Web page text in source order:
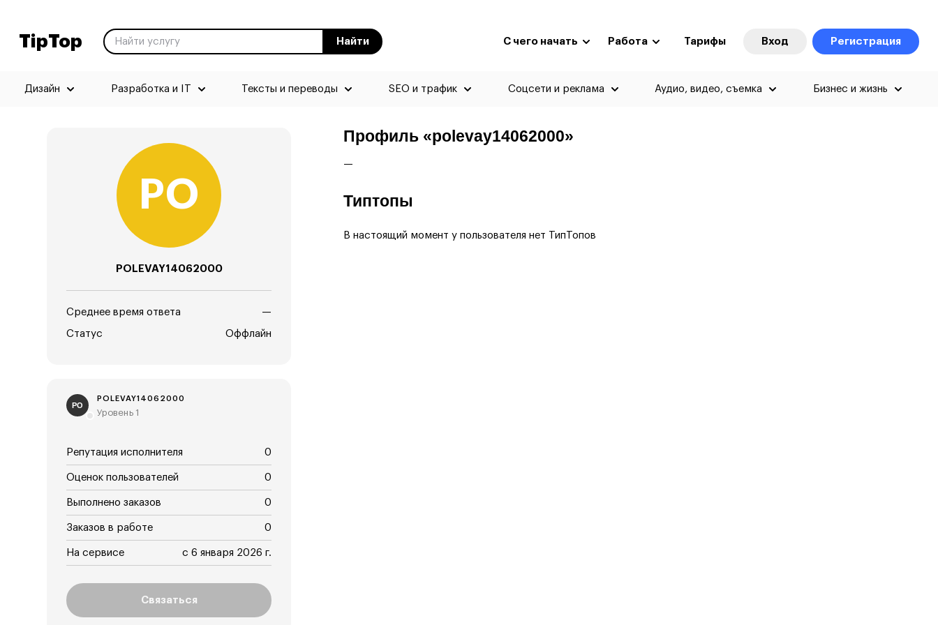
TipTop Найти С чего начать Работа Тарифы Вход Регистрация
Дизайн Разработка и IT Тексты и переводы SEO и трафик Соцсети и реклама Аудио, видео, съемка Бизнес и жизнь
POLEVAY14062000
Среднее время ответа —
Статус Оффлайн
PO
POLEVAY14062000
Уровень 1
Репутация исполнителя 0
Оценок пользователей 0
Выполнено заказов 0
Заказов в работе 0
На сервисе с 6 января 2026 г.
Связаться
Профиль «polevay14062000»
—
Типтопы
В настоящий момент у пользователя нет ТипТопов